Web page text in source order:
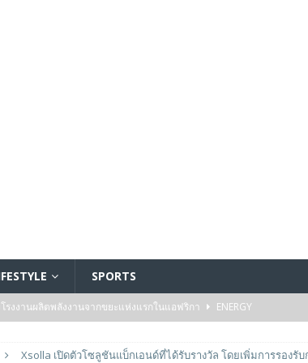
SPORTS
งงานผลิตพลังงานจากขยะแห่งแรกในแอฟริกา
ENERGY
Xsolla เปิดตัวโซลูชันแบ็กเอนด์ที่ได้รับรางวัล โดยเพิ่มการรองรั